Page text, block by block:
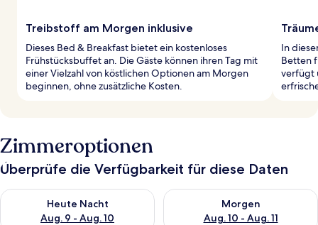
Treibstoff am Morgen inklusive
Dieses Bed & Breakfast bietet ein kostenloses
Frühstücksbuffet an. Die Gäste können ihren Tag mit
einer Vielzahl von köstlichen Optionen am Morgen
beginnen, ohne zusätzliche Kosten.
In
Betten
verfügt
Zimmeroptionen
Überprüfe die Verfügbarkeit für diese Daten
Heute Nacht
Aug. 9 - Aug. 10
Überprüfe die Verfügbarkeit für heute Nacht, Aug. 9 - Aug.
Morgen
Aug. 10 - Aug. 11
Überprüfe die Verfügbarkeit